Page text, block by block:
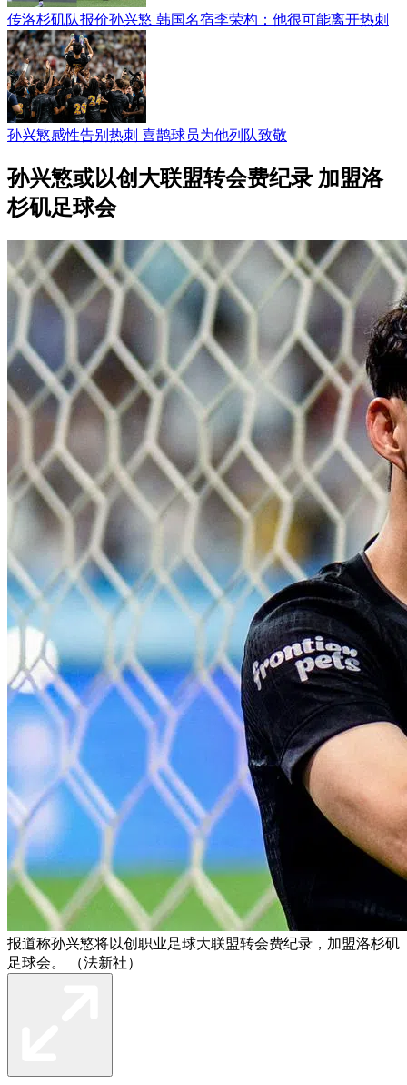
传洛杉矶队报价孙兴慜 韩国名宿李荣杓：他很可能离开热刺
孙兴慜感性告别热刺 喜鹊球员为他列队致敬
孙兴慜或以创大联盟转会费纪录 加盟洛
杉矶足球会
报道称孙兴慜将以创职业足球大联盟转会费纪录，加盟洛杉矶
足球会。 （法新社）